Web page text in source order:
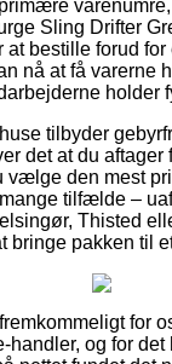
Sling Drifter
at bestille forud
nå at få varerne
holder
tilbyder
det at du aftager
vælge den mest
tilfælde –
Thisted
bringe pakken til
for
handler, og for det